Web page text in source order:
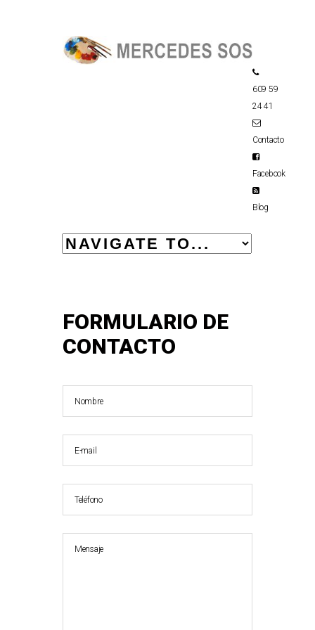
609 59
24 41
Contacto
Facebook
Blog
FORMULARIO DE
CONTACTO
Nombre
E-mail
Teléfono
Mensaje